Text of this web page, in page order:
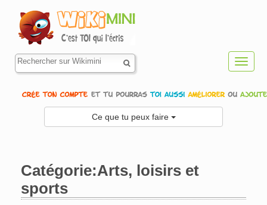
Ce que tu peux faire
Catégorie:Arts, loisirs et
sports